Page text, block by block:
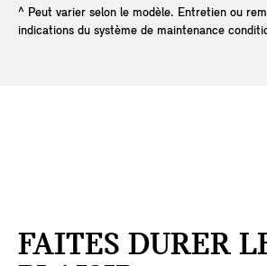
^ Peut varier selon le modèle. Entretien ou
indications du système de maintenance
FAITES DURER